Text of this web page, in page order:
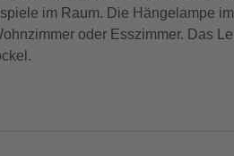
im Raum. Die Hängelampe
oder Esszimmer. Das